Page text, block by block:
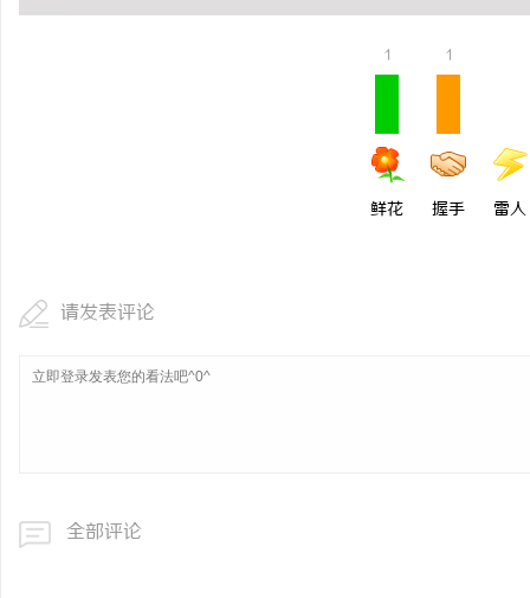
1
鲜花
1
握手 雷人
请发表评论
全部评论